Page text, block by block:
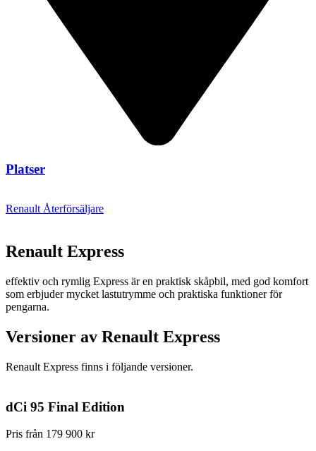
Platser
Renault Återförsäljare
Renault Express
effektiv och rymlig Express är en praktisk skåpbil, med god komfort
som erbjuder mycket lastutrymme och praktiska funktioner för
pengarna.
Versioner av Renault Express
Renault Express finns i följande versioner.
dCi 95 Final Edition
Pris från 179 900 kr